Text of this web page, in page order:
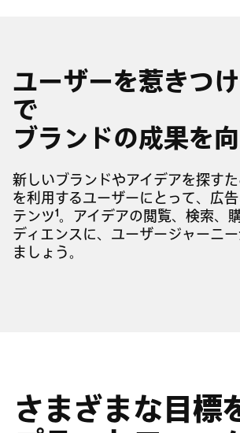
ユーザーを惹きつ
で
ブランドの成果を
新しいブランドやアイデアを探す
を利用するユーザーにとって、広
テンツ 1 。アイデアの閲覧、検索、
ディエンスに、ユーザージャーニ
ましょう。
さまざまな目標